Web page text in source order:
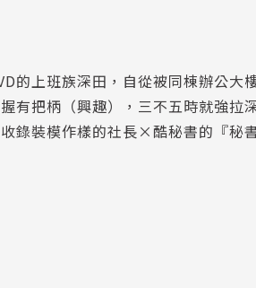
的上班族深田，自從被同棟辦公
有把柄（興趣），三不五時就強
錄裝模作樣的社長×酷秘書的『秘